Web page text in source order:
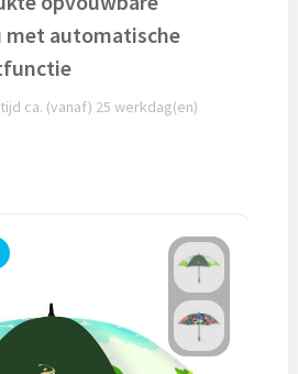
met automatische
ca. (vanaf) 25 werkdag(en)